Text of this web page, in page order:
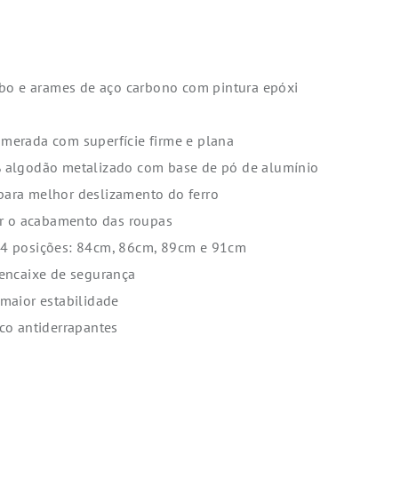
e arames de aço carbono com pintura epóxi
com superfície firme e plana
algodão metalizado com base de pó de alumínio
melhor deslizamento do ferro
acabamento das roupas
posições: 84cm, 86cm, 89cm e 91cm
de segurança
estabilidade
antiderrapantes